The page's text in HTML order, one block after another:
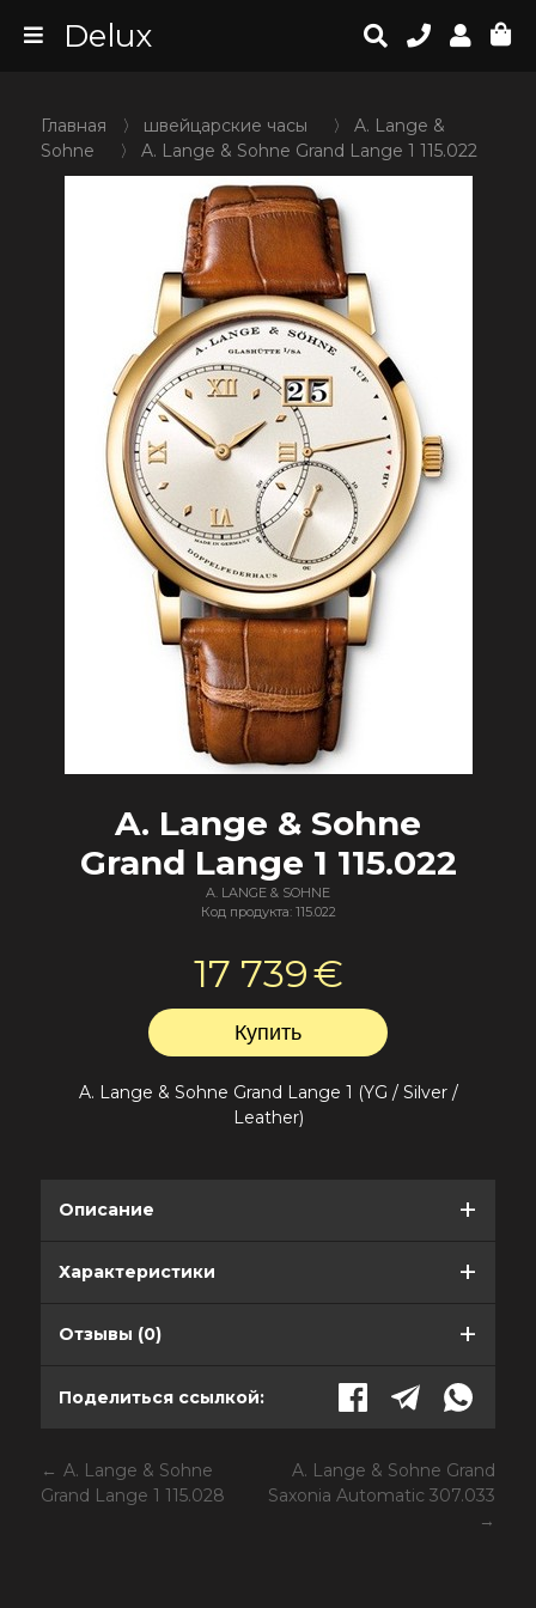
Delux
Главная 〉 швейцарские часы 〉 A. Lange &
Sohne
〉 A. Lange & Sohne Grand Lange 1 115.022
A. Lange & Sohne
Grand Lange 1 115.022
A. LANGE & SOHNE
Код продукта: 115.022
17 739€
A. Lange & Sohne Grand Lange 1 (YG / Silver /
Leather)
Описание
Характеристики
Отзывы (0)
Поделиться ссылкой:
A. Lange & Sohne
Grand Lange 1 115.028
A. Lange & Sohne Grand
Saxonia Automatic 307.033